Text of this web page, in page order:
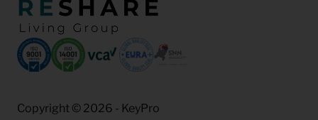
Copyright © 2026 - KeyPro